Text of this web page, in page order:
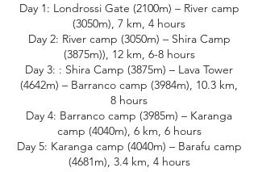
Day 1: Londrossi Gate (2100m) – River camp
(3050m), 7 km, 4 hours
Day 2: River camp (3050m) – Shira Camp
(3875m)), 12 km, 6-8 hours
Day 3: : Shira Camp (3875m) – Lava Tower
(4642m) – Barranco camp (3984m), 10.3 km,
8 hours
Day 4: Barranco camp (3985m) – Karanga
camp (4040m), 6 km, 6 hours
Day 5: Karanga camp (4040m) – Barafu camp
(4681m), 3.4 km, 4 hours